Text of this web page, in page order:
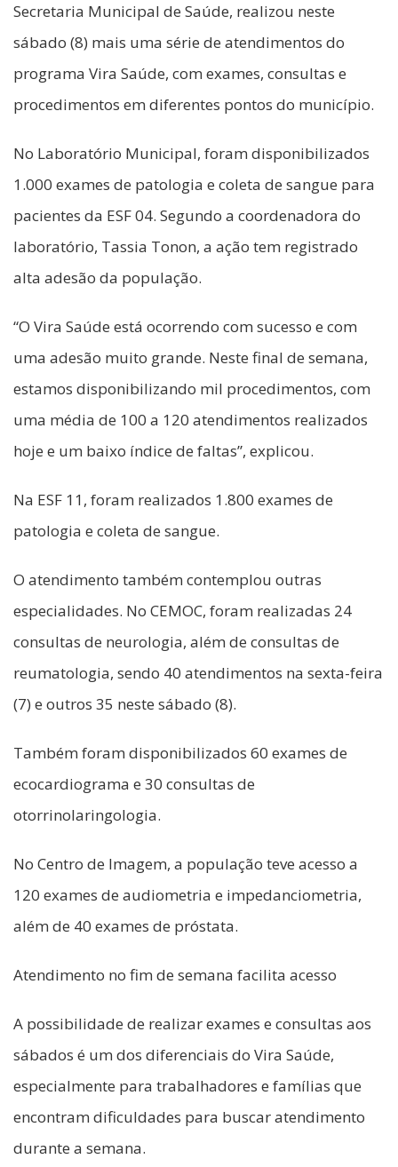
Secretaria Municipal de Saúde, realizou neste
sábado (8) mais uma série de atendimentos do
programa Vira Saúde, com exames, consultas e
procedimentos em diferentes pontos do município.
No Laboratório Municipal, foram disponibilizados
1.000 exames de patologia e coleta de sangue para
pacientes da ESF 04. Segundo a coordenadora do
laboratório, Tassia Tonon, a ação tem registrado
alta adesão da população.
“O Vira Saúde está ocorrendo com sucesso e com
uma adesão muito grande. Neste final de semana,
estamos disponibilizando mil procedimentos, com
uma média de 100 a 120 atendimentos realizados
hoje e um baixo índice de faltas”, explicou.
Na ESF 11, foram realizados 1.800 exames de
patologia e coleta de sangue.
O atendimento também contemplou outras
especialidades. No CEMOC, foram realizadas 24
consultas de neurologia, além de consultas de
reumatologia, sendo 40 atendimentos na sexta-feira
(7) e outros 35 neste sábado (8).
Também foram disponibilizados 60 exames de
ecocardiograma e 30 consultas de
otorrinolaringologia.
No Centro de Imagem, a população teve acesso a
120 exames de audiometria e impedanciometria,
além de 40 exames de próstata.
Atendimento no fim de semana facilita acesso
A possibilidade de realizar exames e consultas aos
sábados é um dos diferenciais do Vira Saúde,
especialmente para trabalhadores e famílias que
encontram dificuldades para buscar atendimento
durante a semana.